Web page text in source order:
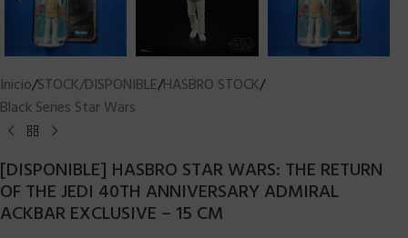
Inicio/STOCK/DISPONIBLE/HASBRO STOCK/
Black Series Star Wars
[DISPONIBLE] HASBRO STAR WARS: THE RETURN
OF THE JEDI 40TH ANNIVERSARY ADMIRAL
ACKBAR EXCLUSIVE – 15 CM